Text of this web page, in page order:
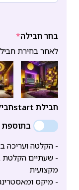
בחר חבילה*
לאחר בחירת
חבילת start
בתוספת
- הקלטה ועריכה
- שעתיים הקלטת
מקצועית
- מיקס